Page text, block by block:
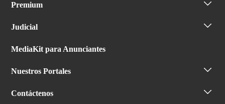
Premium
Judicial
MediaKit para Anunciantes
Nuestros Portales
Contáctenos